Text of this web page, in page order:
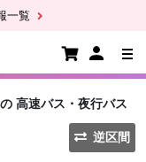
一覧
高速バス・夜行バス
逆区間